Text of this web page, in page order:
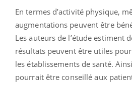
En termes d’activité physique,
augmentations peuvent être
Les auteurs de l’étude estiment
résultats peuvent être utiles
les établissements de santé.
pourrait être conseillé aux